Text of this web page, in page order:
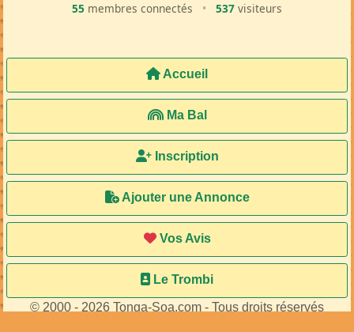
55 membres connectés • 537 visiteurs
Accueil
Ma Bal
Inscription
Ajouter une Annonce
Vos Avis
Le Trombi
© 2000 - 2026 Tonga-Soa.com - Tous droits réservés